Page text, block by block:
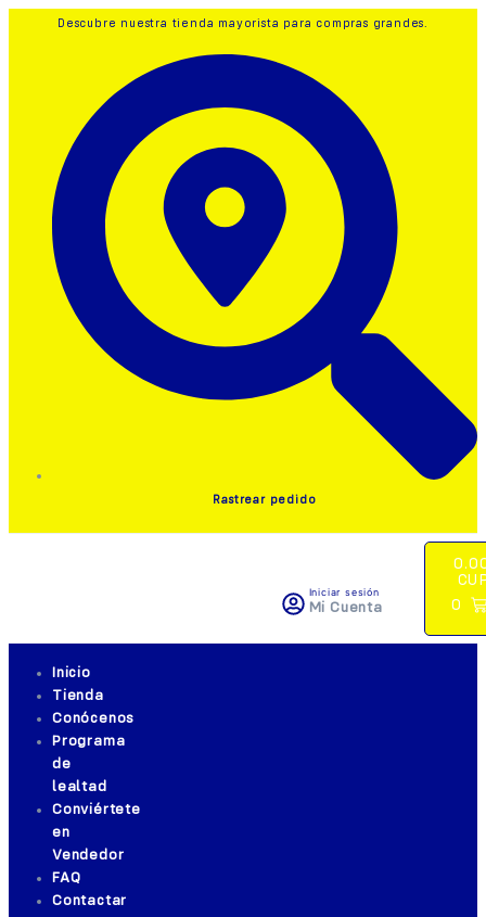
Descubre nuestra tienda mayorista para compras grandes.
Rastrear pedido
Iniciar sesión
Mi Cuenta
0
Inicio
Tienda
Conócenos
Programa
de
lealtad
Conviértete
en
Vendedor
FAQ
Contactar